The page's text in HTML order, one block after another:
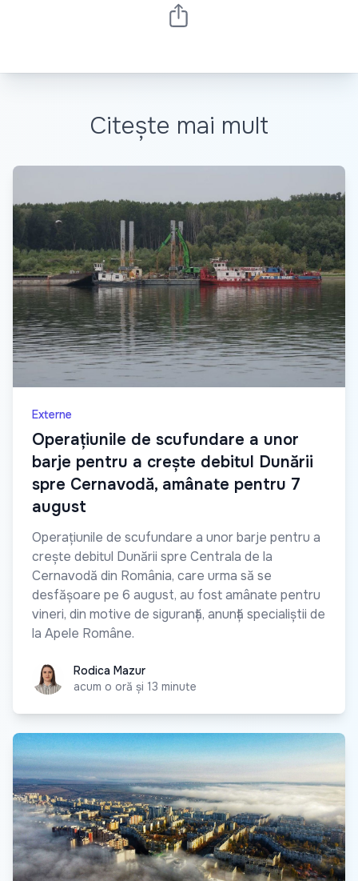
Citește mai mult
Externe
Operațiunile de scufundare a unor
barje pentru a crește debitul Dunării
spre Cernavodă, amânate pentru 7
august
Operațiunile de scufundare a unor barje pentru a
crește debitul Dunării spre Centrala de la
Cernavodă din România, care urma să se
desfășoare pe 6 august, au fost amânate pentru
vineri, din motive de siguranță, anunță specialiștii de
la Apele Române.
Rodica MazurRodica Mazur
acum o oră și 13 minute